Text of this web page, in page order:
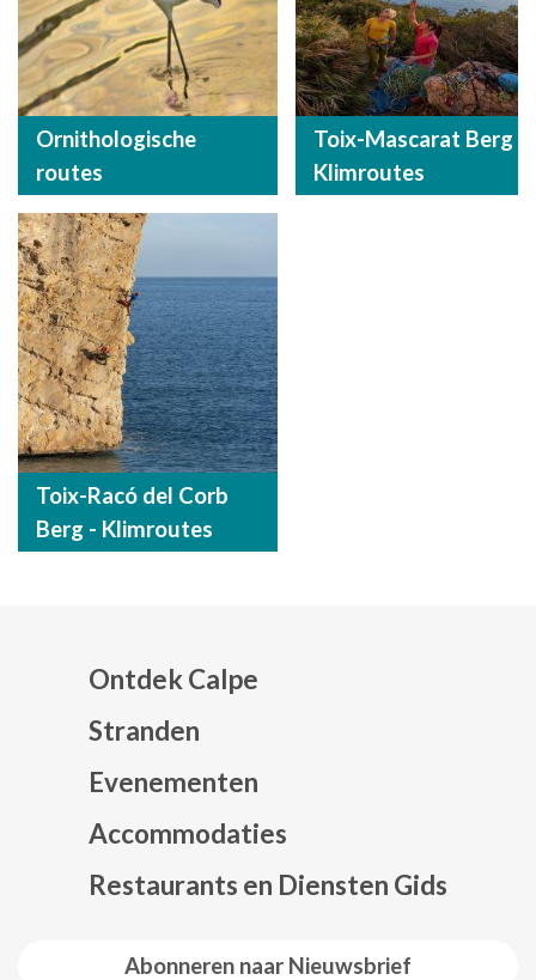
Ornithologische
routes
Toix-Mascarat Berg -
Klimroutes
Toix-Racó del Corb
Berg - Klimroutes
Abonneren naar Nieuwsbrief
Ontdek Calpe
Stranden
Evenementen
Accommodaties
Restaurants en Diensten Gids